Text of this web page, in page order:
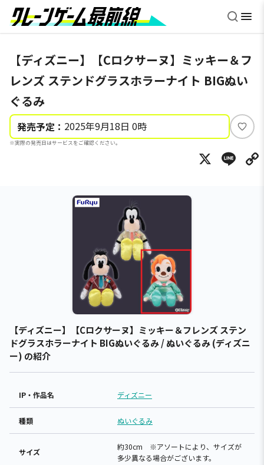
【ディズニー】【Cロクサーヌ】ミッキー＆フ
レンズ ステンドグラスホラーナイト BIGぬい
ぐるみ
発売予定： 2025年9月18日 0時
※実際の発売日はサービスをご確認ください。
い
ね
X
【ディズニー】【Cロクサーヌ】ミッキー＆フレンズ ステン
ドグラスホラーナイト BIGぬいぐるみ / ぬいぐるみ (ディズニ
ー) の紹介
IP・作品名 ディズニー
種類 ぬいぐるみ
サイズ
約30cm ※アソートにより、サイズが
多少異なる場合がございます。